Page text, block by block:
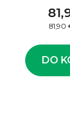
81,90
DO